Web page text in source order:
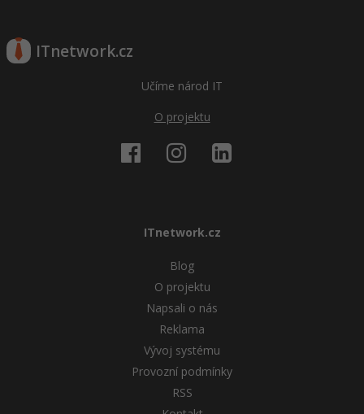
ITnetwork.cz
Učíme národ IT
O projektu
ITnetwork.cz
Blog
O projektu
Napsali o nás
Reklama
Vývoj systému
Provozní podmínky
RSS